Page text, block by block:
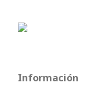
Información